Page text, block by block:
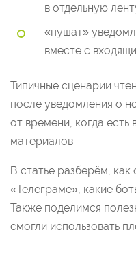
в отдельную
«пушат»
вместе с
Типичные сценарии
после уведомления о
от времени, когда есть
материалов.
В статье разберём, как
«Телеграме», какие
Также поделимся
смогли использовать